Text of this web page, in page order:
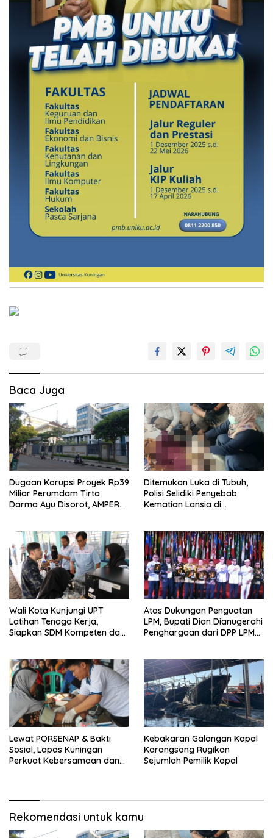
Baca Juga
Dugaan Korupsi Proyek Rp39
Miliar Perumdam Tirta
Darma Ayu Disorot, AMPERA
Ditemukan Luka di Tubuh,
Polisi Selidiki Penyebab
Kematian Lansia di
Wali Kota Kunjungi UPT
Latihan Tenaga Kerja,
Siapkan SDM Kompeten dan
Atas Dukungan Penguatan
LPM, Bupati Dian Dianugerahi
Penghargaan dari DPP LPM
Lewat PORSENAP & Bakti
Sosial, Lapas Kuningan
Perkuat Kebersamaan dan
Kebakaran Galangan Kapal
Karangsong Rugikan
Sejumlah Pemilik Kapal
Rekomendasi untuk kamu